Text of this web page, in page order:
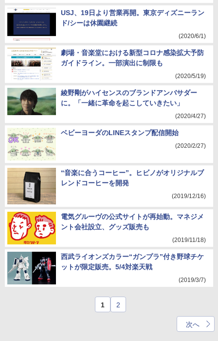
USJ、19日より営業再開。東京ディズニーラン
ド/シーは休園継続
(2020/6/1)
劇場・音楽堂における新型コロナ感染拡大予防
ガイドライン。一部演出に制限も
(2020/5/19)
綾野剛がハイセンスのブランドアンバサダー
に。「一緒に革命を起こしていきたい」
(2020/4/27)
ベビーヨーダのLINEスタンプ配信開始
(2020/2/27)
“音楽に合うコーヒー”。ヒビノがオリジナルブ
レンドコーヒーを開発
(2019/12/16)
電気グルーヴの公式サイトが再始動。マネジメ
ント会社設立、グッズ販売も
(2019/11/18)
西武ライオンズカラー“ガンプラ”付き野球チケ
ットが限定販売。5/4対楽天戦
(2019/3/7)
1 2
次へ